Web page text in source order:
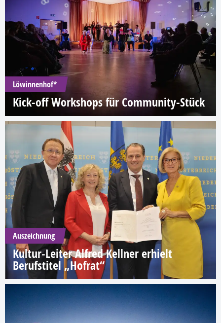
Löwinnenhof*
Kick-off Workshops für Community-Stück
Auszeichnung
Kultur-Leiter Alfred Kellner erhielt
Berufstitel „Hofrat“